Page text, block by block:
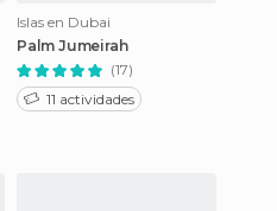
Islas en Dubai
Palm Jumeirah
(17)
11 actividades